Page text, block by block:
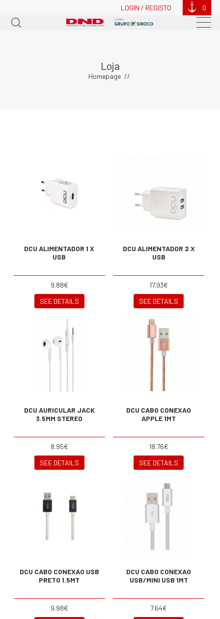
LOGIN / REGISTO 0
Loja
Homepage
DCU ALIMENTADOR 1 X
USB
9.88€
SEE DETAILS
DCU ALIMENTADOR 2 X
USB
17.93€
SEE DETAILS
DCU AURICULAR JACK
3.5MM STEREO
8.95€
SEE DETAILS
DCU CABO CONEXAO
APPLE 1MT
18.76€
SEE DETAILS
DCU CABO CONEXAO USB
PRETO 1.5MT
9.98€
DCU CABO CONEXAO
USB/MINI USB 1MT
7.64€